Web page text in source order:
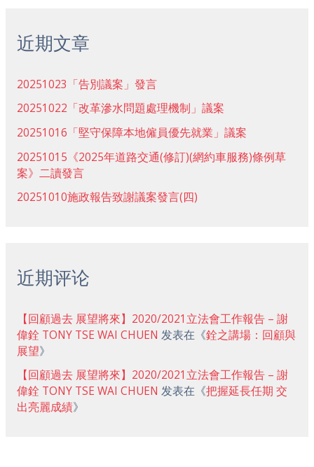
近期文章
20251023「告別議案」發言
20251022「改革滲水問題處理機制」議案
20251016「堅守保障本地僱員優先就業」議案
20251015《2025年道路交通(修訂)(網約車服務)條例草
案》二讀發言
20251010施政報告致謝議案發言(四)
近期评论
【回顧過去 展望將來】2020/2021立法會工作報告 – 謝
偉銓 TONY TSE WAI CHUEN 发表在《銓之講場：回顧與
展望》
【回顧過去 展望將來】2020/2021立法會工作報告 – 謝
偉銓 TONY TSE WAI CHUEN 发表在《把握延長任期 交
出亮麗成績》